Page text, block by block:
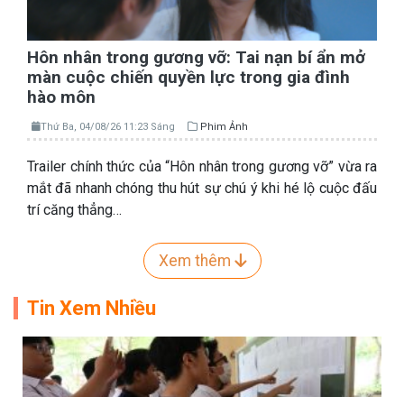
Hôn nhân trong gương vỡ: Tai nạn bí ẩn mở
màn cuộc chiến quyền lực trong gia đình
hào môn
Thứ Ba, 04/08/26 11:23 Sáng Phim Ảnh
Trailer chính thức của “Hôn nhân trong gương vỡ” vừa ra
mắt đã nhanh chóng thu hút sự chú ý khi hé lộ cuộc đấu
trí căng thẳng…
Xem thêm
Tin Xem Nhiều